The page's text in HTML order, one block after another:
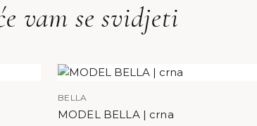
vam se svidjeti
BELLA
MODEL BELLA | crna